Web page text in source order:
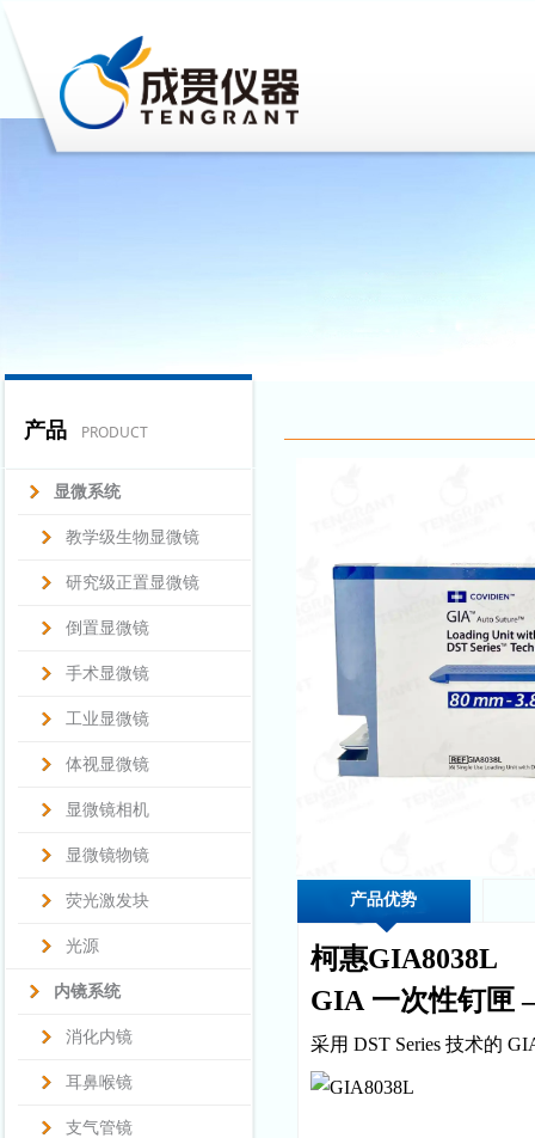
产品 PRODUCT
显微系统
教学级生物显微镜
研究级正置显微镜
倒置显微镜
手术显微镜
工业显微镜
体视显微镜
显微镜相机
显微镜物镜
荧光激发块
光源
内镜系统
消化内镜
耳鼻喉镜
支气管镜
产品优势
柯惠GIA8038L
GIA 一次性钉匣
采用 DST Series 技术的